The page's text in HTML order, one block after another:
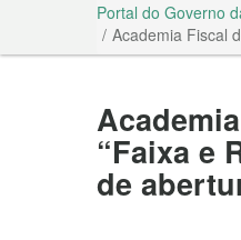
Portal do Governo
Academia Fiscal
“Faixa e
de